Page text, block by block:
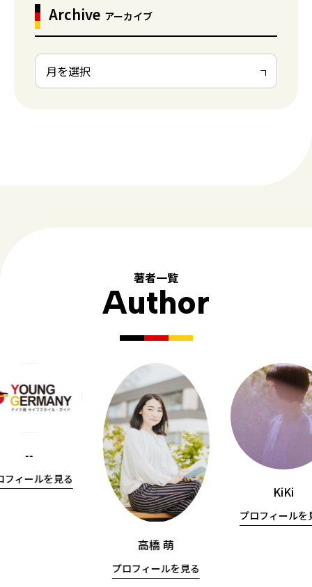
Archive アーカイブ
著者一覧
Author
--
フィールを見る
高橋 萌
プロフィールを見る
KiKi
プロフィールを